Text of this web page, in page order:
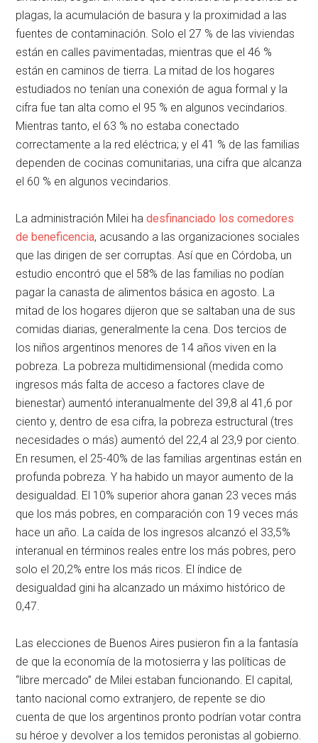
plagas, la acumulación de basura y la proximidad a las
fuentes de contaminación. Solo el 27 % de las viviendas
están en calles pavimentadas, mientras que el 46 %
están en caminos de tierra. La mitad de los hogares
estudiados no tenían una conexión de agua formal y la
cifra fue tan alta como el 95 % en algunos vecindarios.
Mientras tanto, el 63 % no estaba conectado
correctamente a la red eléctrica; y el 41 % de las familias
dependen de cocinas comunitarias, una cifra que alcanza
el 60 % en algunos vecindarios.
La administración Milei hadesfinanciado los comedores
de beneficencia, acusando a las organizaciones sociales
que las dirigen de ser corruptas. Así que en Córdoba, un
estudio encontró que el 58% de las familias no podían
pagar la canasta de alimentos básica en agosto. La
mitad de los hogares dijeron que se saltaban una de sus
comidas diarias, generalmente la cena. Dos tercios de
los niños argentinos menores de 14 años viven en la
pobreza. La pobreza multidimensional (medida como
ingresos más falta de acceso a factores clave de
bienestar) aumentó interanualmente del 39,8 al 41,6 por
ciento y, dentro de esa cifra, la pobreza estructural (tres
necesidades o más) aumentó del 22,4 al 23,9 por ciento.
En resumen, el 25-40% de las familias argentinas están en
profunda pobreza. Y ha habido un mayor aumento de la
desigualdad. El 10% superior ahora ganan 23 veces más
que los más pobres, en comparación con 19 veces más
hace un año. La caída de los ingresos alcanzó el 33,5%
interanual en términos reales entre los más pobres, pero
solo el 20,2% entre los más ricos. El índice de
desigualdad gini ha alcanzado un máximo histórico de
0,47.
Las elecciones de Buenos Aires pusieron fin a la fantasía
de que la economía de la motosierra y las políticas de
“libre mercado” de Milei estaban funcionando. El capital,
tanto nacional como extranjero, de repente se dio
cuenta de que los argentinos pronto podrían votar contra
su héroe y devolver a los temidos peronistas al gobierno.